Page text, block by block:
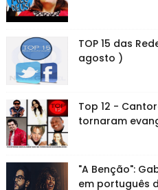
TOP 15 das
agosto )
Top 12 -
tornaram
"A Benção":
em português